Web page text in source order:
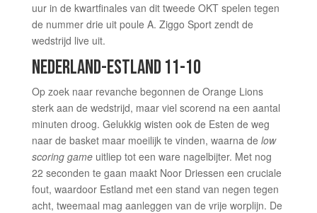
uur in de kwartfinales van dit tweede OKT spelen tegen
de nummer drie uit poule A. Ziggo Sport zendt de
wedstrijd live uit.
NEDERLAND-ESTLAND 11-10
Op zoek naar revanche begonnen de Orange Lions
sterk aan de wedstrijd, maar viel scorend na een aantal
minuten droog. Gelukkig wisten ook de Esten de weg
naar de basket maar moeilijk te vinden, waarna de low
scoring gameuitliep tot een ware nagelbijter. Met nog
22 seconden te gaan maakt Noor Driessen een cruciale
fout, waardoor Estland met een stand van negen tegen
acht, tweemaal mag aanleggen van de vrije worplijn. De